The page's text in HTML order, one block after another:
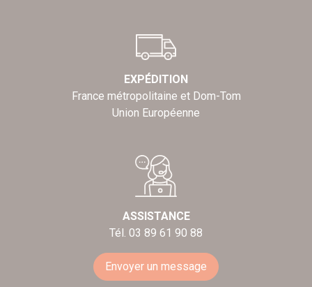
EXPÉDITION
France métropolitaine et Dom-Tom
Union Européenne
ASSISTANCE
Tél. 03 89 61 90 88
Envoyer un message